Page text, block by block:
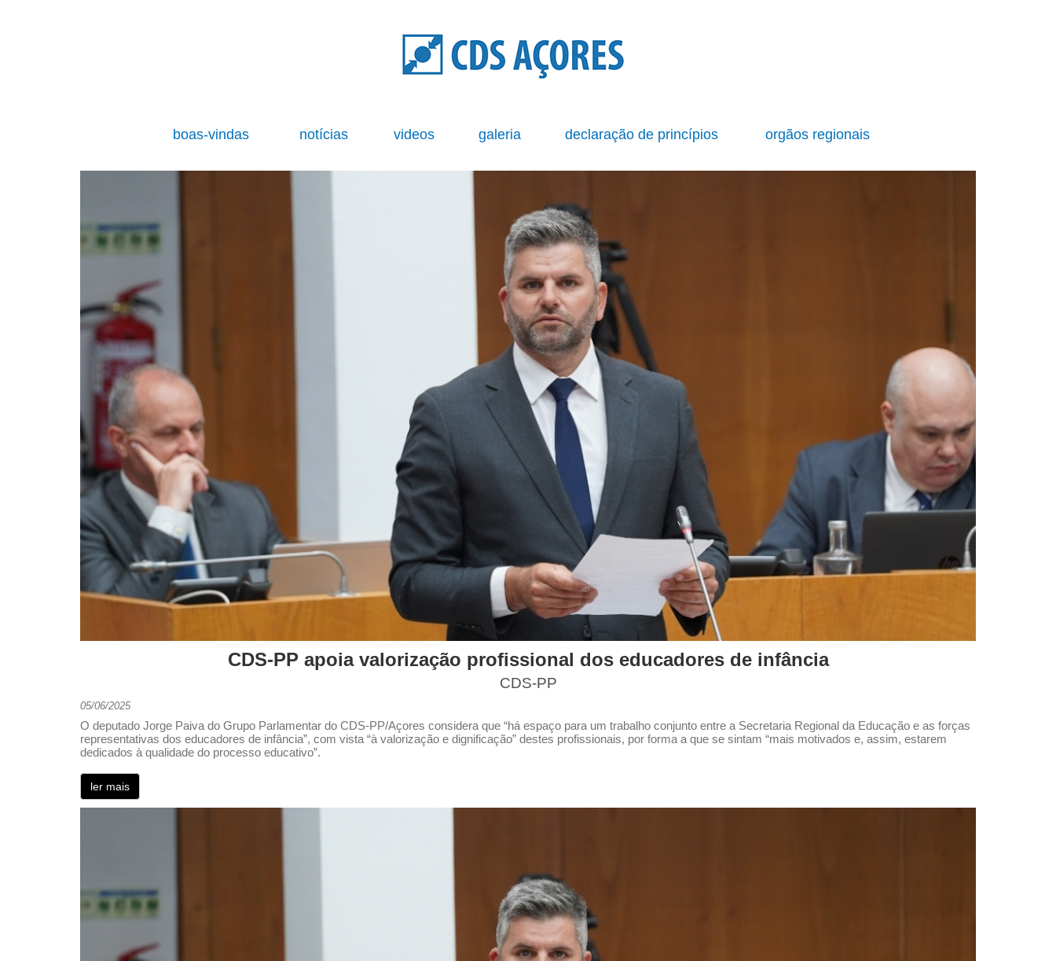
boas-vindas notícias videos galeria declaração de princípios orgãos regionais
CDS-PP apoia valorização profissional dos educadores de infância
CDS-PP
05/06/2025
O deputado Jorge Paiva do Grupo Parlamentar do CDS-PP/Açores considera que “há espaço para um trabalho conjunto entre a Secretaria Regional da Educação e as forças
representativas dos educadores de infância”, com vista “à valorização e dignificação” destes profissionais, por forma a que se sintam “mais motivados e, assim, estarem
dedicados à qualidade do processo educativo”.
ler mais